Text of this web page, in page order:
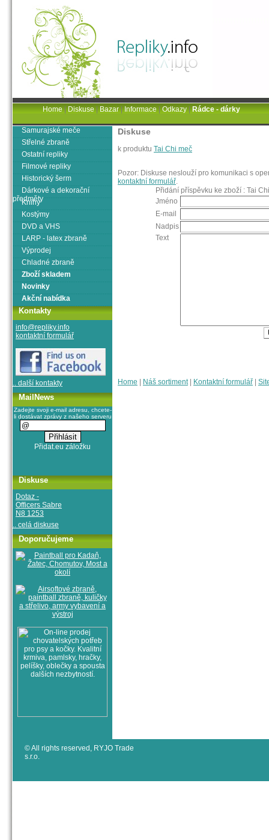
Diskuse
k produktu Tai Chi meč
Pozor: Diskuse neslouží pro komunikaci s
kontaktní formulář.
Přidání příspěvku ke zboží : Tai
Jméno
E-mail
Nadpis
Text
Home Náš sortiment| Kontaktní formulář
Samurajské meče
Střelné zbraně
Ostatní repliky
Filmové repliky
Historický šerm
Dárkové a dekorační
předměty
Knihy
Kostýmy
DVD a VHS
LARP - latex zbraně
Výprodej
Chladné zbraně
Zboží skladem
Novinky
Akční nabídka
Kontakty
info@repliky.info
kontaktní formulář
.. další kontakty
MailNews
Zadejte svoji e-mail adresu, chcete-
li dostávat zprávy z našeho serveru
Diskuse
Dotaz -
Officers Sabre
N8 1253
.. celá diskuse
Doporučujeme
Home|Diskuse|Bazar|Informace|Odkazy|Rádce - dárky
© All rights reserved, RYJO Trade
s.r.o.